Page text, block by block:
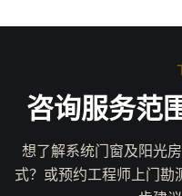
咨询服务范
想了解系统门窗及阳光
式？或预约工程师上门勘